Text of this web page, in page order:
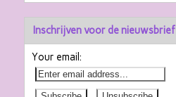
Inschrijven voor de nieuwsbrief
Your email: